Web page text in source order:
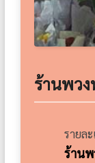
ร้านพวง
รายล
ร้านพ